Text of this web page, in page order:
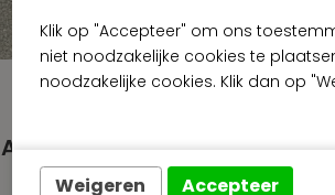
Klik op "Accepteer" om ons
niet noodzakelijke cookies te
noodzakelijke cookies. Klik dan op
Weigeren Accepteer
Arte Graphite GRA3
GRA3502